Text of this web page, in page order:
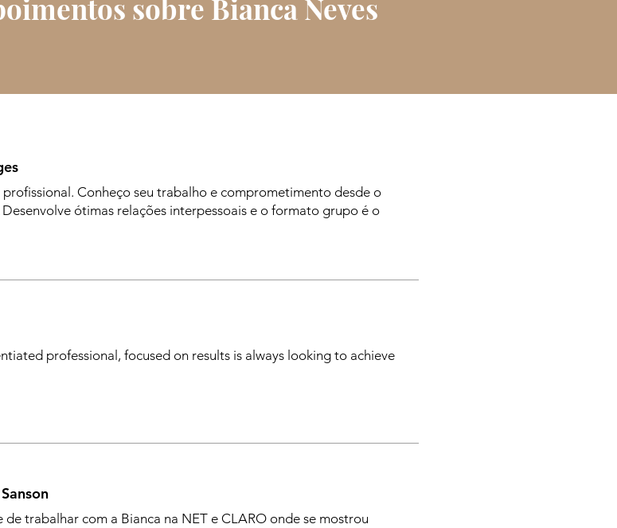
sobre Bianca Neves
Conheço seu trabalho e comprometimento desde o
ótimas relações interpessoais e o formato grupo é o
professional, focused on results is always looking to achieve
trabalhar com a Bianca na NET e CLARO onde se mostrou